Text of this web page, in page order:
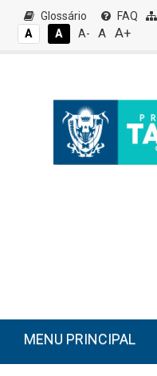
Glossário FAQ
A
A A- A A+
MENU PRINCIPAL